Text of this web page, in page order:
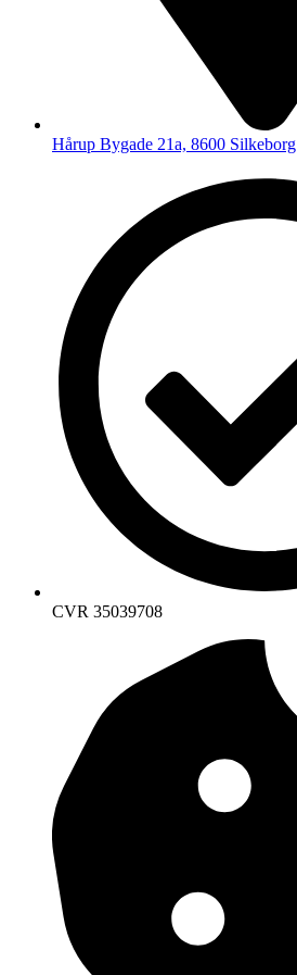
Hårup Bygade 21a, 8600 Silkeborg
CVR 35039708